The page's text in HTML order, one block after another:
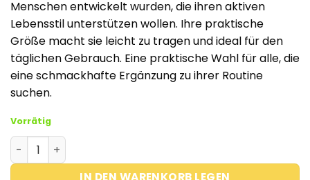
Menschen entwickelt wurden, die ihren aktiven
Lebensstil unterstützen wollen. Ihre praktische
Größe macht sie leicht zu tragen und ideal für den
täglichen Gebrauch. Eine praktische Wahl für alle, die
eine schmackhafte Ergänzung zu ihrer Routine
suchen.
Vorrätig
OxyShred Gummies Menge
IN DEN WARENKORB LEGEN